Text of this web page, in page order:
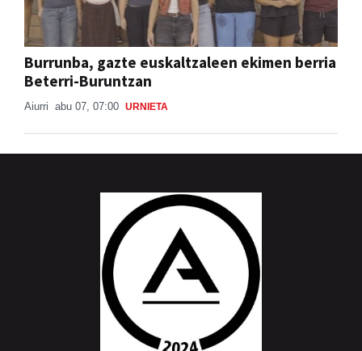
Burrunba, gazte euskaltzaleen ekimen berria
Beterri-Buruntzan
Aiurri abu 07, 07:00 URNIETA